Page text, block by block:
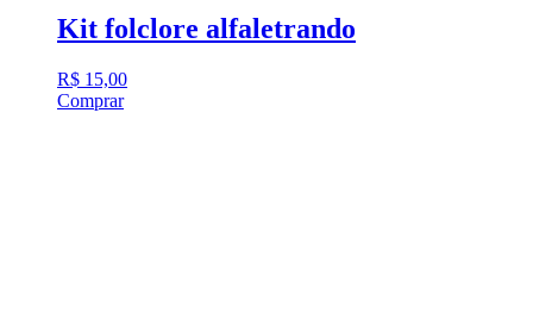
Kit folclore alfaletrando
R$ 15,00
Comprar